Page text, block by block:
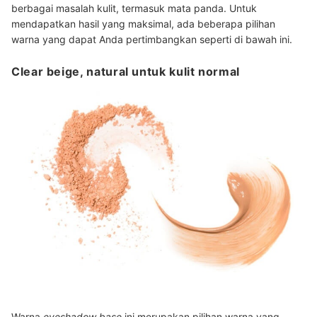
berbagai masalah kulit, termasuk mata panda. Untuk
mendapatkan hasil yang maksimal, ada beberapa pilihan
warna yang dapat Anda pertimbangkan seperti di bawah ini.
Clear beige, natural untuk kulit normal